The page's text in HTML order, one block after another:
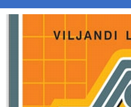
Liigu edasi põhisisu juurde